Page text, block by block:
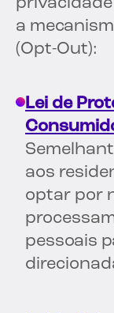
a
(Opt-Out):
Lei de
aos
optar por
pessoais